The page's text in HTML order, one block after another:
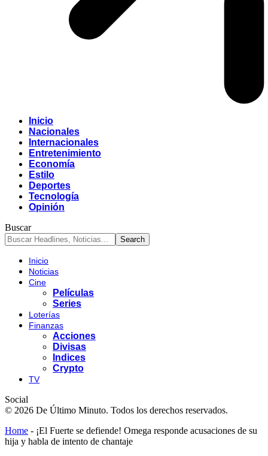
Inicio
Nacionales
Internacionales
Entretenimiento
Economía
Estilo
Deportes
Tecnología
Opinión
Buscar
Inicio
Noticias
Cine
Películas
Series
Loterías
Finanzas
Acciones
Divisas
Indices
Crypto
TV
Social
© 2026 De Último Minuto. Todos los derechos reservados.
Home - ¡El Fuerte se defiende! Omega responde acusaciones de su
hija y habla de intento de chantaje